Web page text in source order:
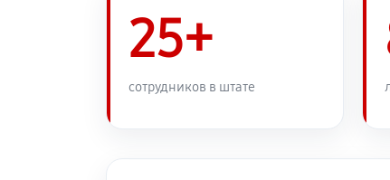
25+
сотрудников в штате